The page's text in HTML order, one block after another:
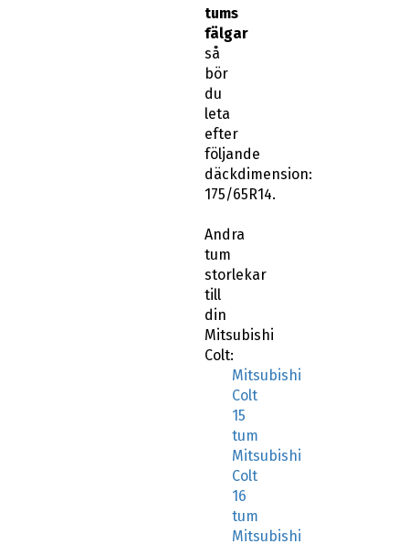
tums
fälgar
så
bör
du
leta
efter
följande
däckdimension:
175/65R14.
Andra
tum
storlekar
till
din
Mitsubishi
Colt:
Mitsubishi
Colt
15
tum
Mitsubishi
Colt
16
tum
Mitsubishi